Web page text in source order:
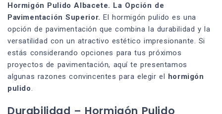
Hormigón Pulido Albacete. La Opción de
Pavimentación Superior.El hormigón pulido es una
opción de pavimentación que combina la durabilidad y la
versatilidad con un atractivo estético impresionante. Si
estás considerando opciones para tus próximos
proyectos de pavimentación, aquí te presentamos
algunas razones convincentes para elegir el hormigón
pulido
Durabilidad – Hormigón Pulido